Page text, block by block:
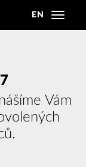
EN
Toggle
Vám